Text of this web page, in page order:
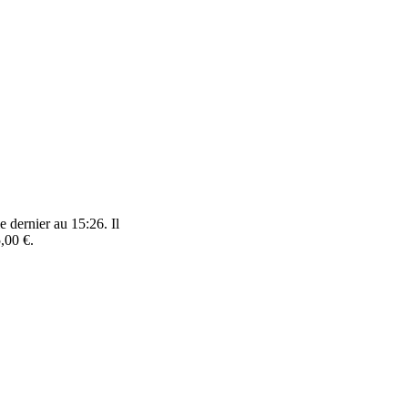
dernier au 15:26. Il
€.